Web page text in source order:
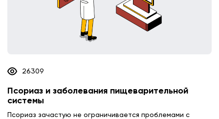
26309
Псориаз и заболевания пищеварительной
системы
Псориаз зачастую не ограничивается проблемами с